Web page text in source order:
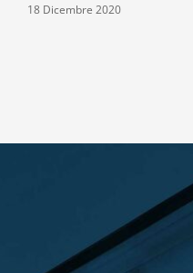
18 Dicembre 2020